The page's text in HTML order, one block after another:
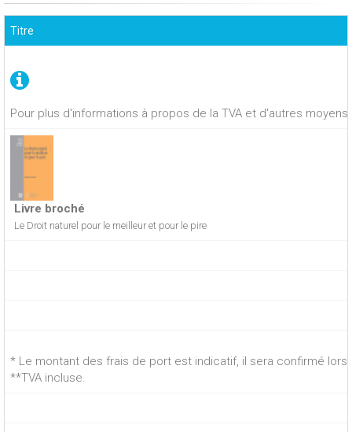
Pour plus d'informations à propos de la TVA et d'autres
Titre
Livre broché
Le Droit naturel pour le meilleur et pour le pire
* Le montant des frais de port est indicatif, il sera confirmé
**TVA incluse.